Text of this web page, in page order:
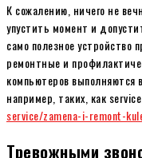
К сожалению, ничего не
упустить момент и
само полезное устройство
ремонтные и
компьютеров выполняются
например, таких, как
service/zamena-i-remont-
Тревожными